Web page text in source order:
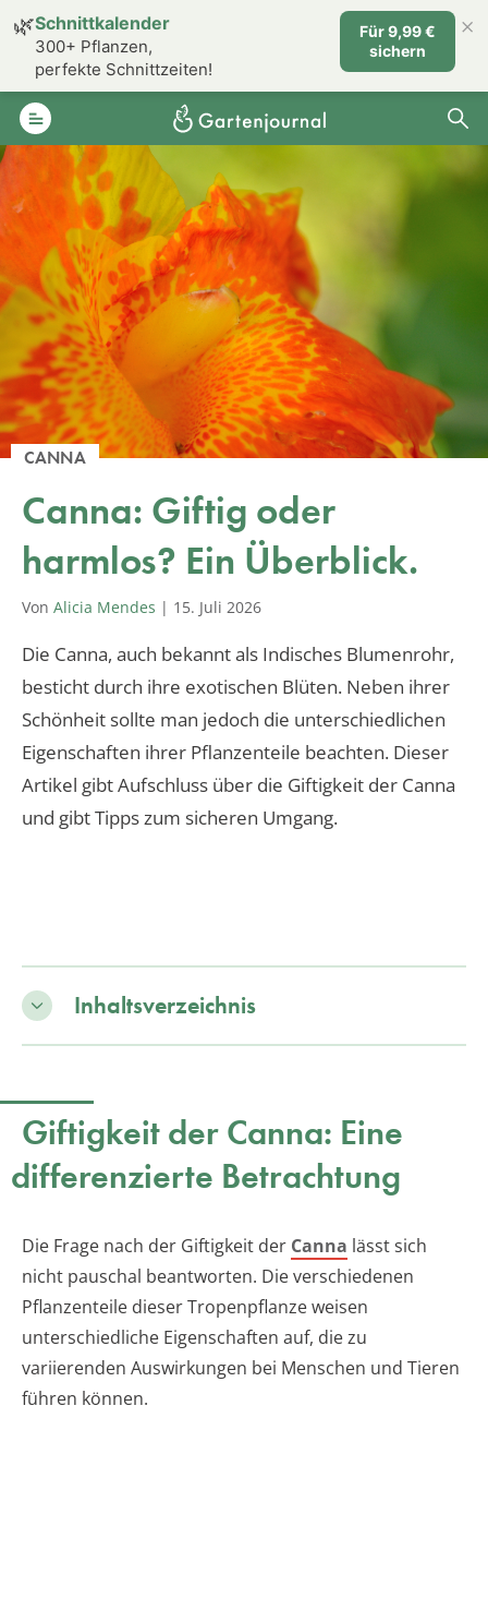
CANNA
Canna: Giftig oder
harmlos? Ein Überblick.
Von Alicia Mendes | 15. Juli 2026
Die Canna, auch bekannt als Indisches Blumenrohr,
besticht durch ihre exotischen Blüten. Neben ihrer
Schönheit sollte man jedoch die unterschiedlichen
Eigenschaften ihrer Pflanzenteile beachten. Dieser
Artikel gibt Aufschluss über die Giftigkeit der Canna
und gibt Tipps zum sicheren Umgang.
Inhaltsverzeichnis
Giftigkeit der Canna: Eine
differenzierte Betrachtung
Die Frage nach der Giftigkeit der Canna lässt sich
nicht pauschal beantworten. Die verschiedenen
Pflanzenteile dieser Tropenpflanze weisen
unterschiedliche Eigenschaften auf, die zu
variierenden Auswirkungen bei Menschen und Tieren
führen können.
🌿Schnittkalender
300+ Pflanzen,
perfekte Schnittzeiten!
Für 9,99 €
sichern
×